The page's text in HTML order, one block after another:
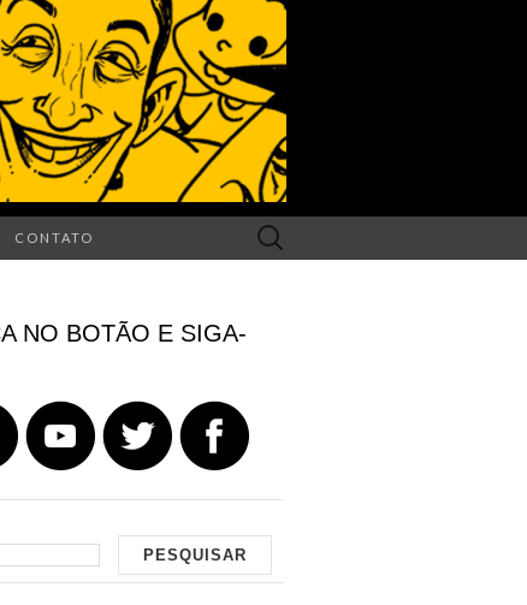
CONTATO
Search
for:
NO BOTÃO E SIGA-